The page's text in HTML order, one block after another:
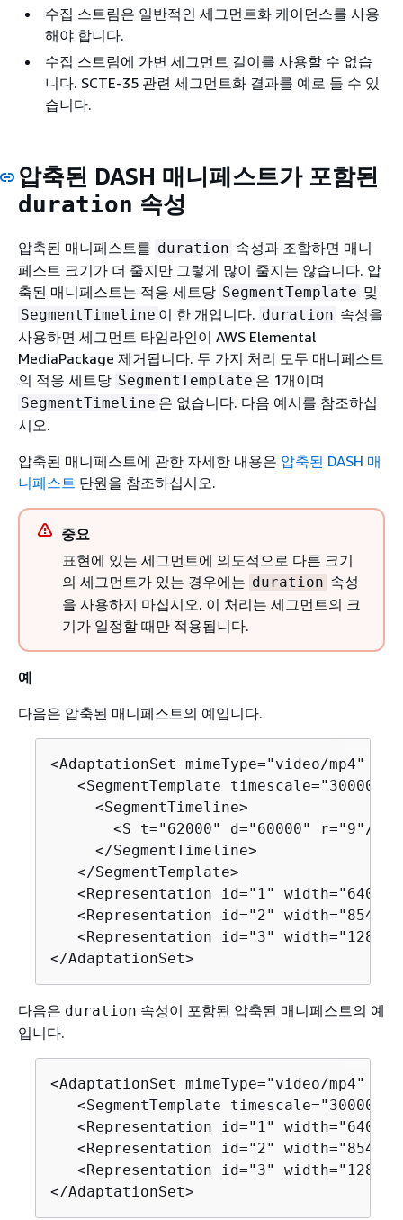
수집 스트림은 일반적인 세그먼트화 케이던스를 사용
해야 합니다.
수집 스트림에 가변 세그먼트 길이를 사용할 수 없습
니다. SCTE-35 관련 세그먼트화 결과를 예로 들 수 있
습니다.
압축된 DASH 매니페스트가 포함된
duration 속성
압축된 매니페스트를 duration 속성과 조합하면 매니
페스트 크기가 더 줄지만 그렇게 많이 줄지는 않습니다. 압
축된 매니페스트는 적응 세트당 SegmentTemplate 및
SegmentTimeline 이 한 개입니다. duration 속성을
사용하면 세그먼트 타임라인이 AWS Elemental
MediaPackage 제거됩니다. 두 가지 처리 모두 매니페스트
의 적응 세트당 SegmentTemplate 은 1개이며
SegmentTimeline 은 없습니다. 다음 예시를 참조하십
시오.
압축된 매니페스트에 관한 자세한 내용은 압축된 DASH 매
니페스트 단원을 참조하십시오.
중요
표현에 있는 세그먼트에 의도적으로 다른 크기
의 세그먼트가 있는 경우에는 duration 속성
을 사용하지 마십시오. 이 처리는 세그먼트의 크
기가 일정할 때만 적용됩니다.
예
다음은 압축된 매니페스트의 예입니다.
<AdaptationSet mimeType="video/mp4"
<SegmentTemplate timescale="30000"
     <SegmentTimeline>
       <S t="62000" d="60000" r="9"/>
     </SegmentTimeline>
   </SegmentTemplate>
<Representation id="1" width="640"
<Representation id="2" width="854"
<Representation id="3"
</AdaptationSet>
다음은 duration 속성이 포함된 압축된 매니페스트의 예
입니다.
<AdaptationSet mimeType="video/mp4"
<SegmentTemplate timescale="30000"
<Representation id="1" width="640"
<Representation id="2" width="854"
<Representation id="3"
</AdaptationSet>